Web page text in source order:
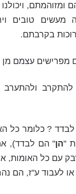
טובים
בקרבתם.
עצמם מן
ולהתערב
? כלומר כל
"הן" הם לבדד),
עם כל האומות,
לעבוד ע"ז, הם